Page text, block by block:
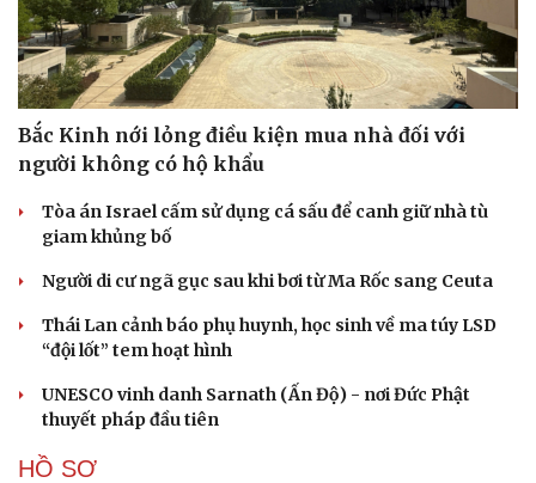
Cải chính
Bắc Kinh nới lỏng điều kiện mua nhà đối với
người không có hộ khẩu
Tòa án Israel cấm sử dụng cá sấu để canh giữ nhà tù
giam khủng bố
Người di cư ngã gục sau khi bơi từ Ma Rốc sang Ceuta
Thái Lan cảnh báo phụ huynh, học sinh về ma túy LSD
“đội lốt” tem hoạt hình
UNESCO vinh danh Sarnath (Ấn Độ) - nơi Đức Phật
thuyết pháp đầu tiên
HỒ SƠ